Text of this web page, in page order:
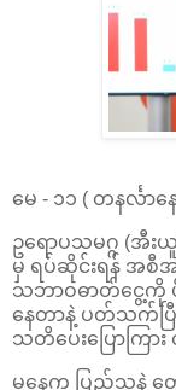
မေ - ၁၁ ( တနင်္လာန
ဥရောပသမဂ္ဂ (အီ
မှ ရပ်ဆိုင်းရန် အစီ
သဘာဝဓာတ်ငွေ့ကို ပို
နေတာနဲ့ ပတ်သက်ပ
သတိပေးပြောကြ
မနေ့က ပြည်သူနဲ့